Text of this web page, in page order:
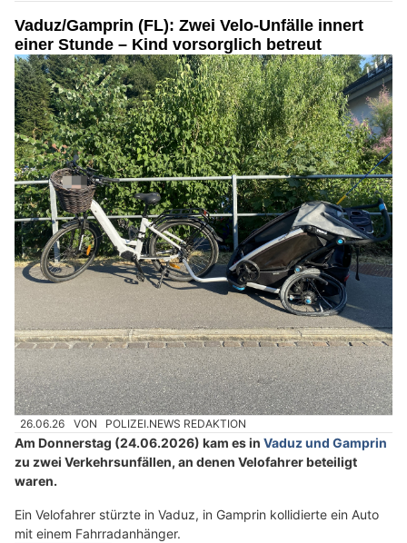
Vaduz/Gamprin (FL): Zwei Velo-Unfälle innert
einer Stunde – Kind vorsorglich betreut
26.06.26 VON POLIZEI.NEWS REDAKTION
Am Donnerstag (24.06.2026) kam es in Vaduz und Gamprin
zu zwei Verkehrsunfällen, an denen Velofahrer beteiligt
waren.
Ein Velofahrer stürzte in Vaduz, in Gamprin kollidierte ein Auto
mit einem Fahrradanhänger.